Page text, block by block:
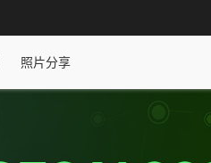
照片分享